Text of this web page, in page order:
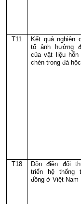
T11
Kết quả nghiên
tố ảnh hưởng
của vật liệu hỗn
chèn trong đá hộc
T18
Dồn điền đổi
triển hệ thống
đồng ở Việt Nam